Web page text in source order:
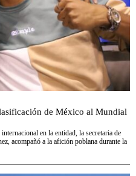
de México al Mundial
en la entidad, la secretaria de
acompañó a la afición poblana durante la